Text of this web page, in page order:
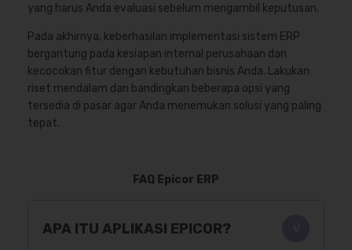
yang harus Anda evaluasi sebelum mengambil keputusan.
Pada akhirnya, keberhasilan implementasi sistem ERP
bergantung pada kesiapan internal perusahaan dan
kecocokan fitur dengan kebutuhan bisnis Anda. Lakukan
riset mendalam dan bandingkan beberapa opsi yang
tersedia di pasar agar Anda menemukan solusi yang paling
tepat.
FAQ Epicor ERP
APA ITU APLIKASI EPICOR?